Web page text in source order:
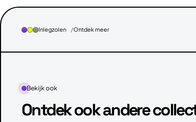
Inlegzolen Ontdek meer
Bekijk ook
Ontdek ook andere